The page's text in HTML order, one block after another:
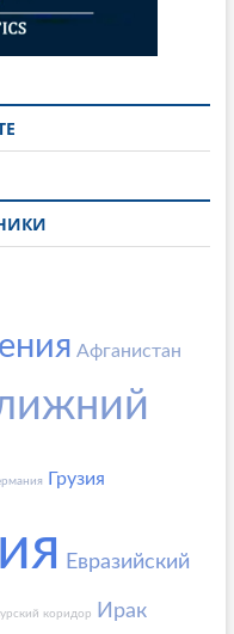
Афганистан
Грузия
Евразийский
коридор Ирак